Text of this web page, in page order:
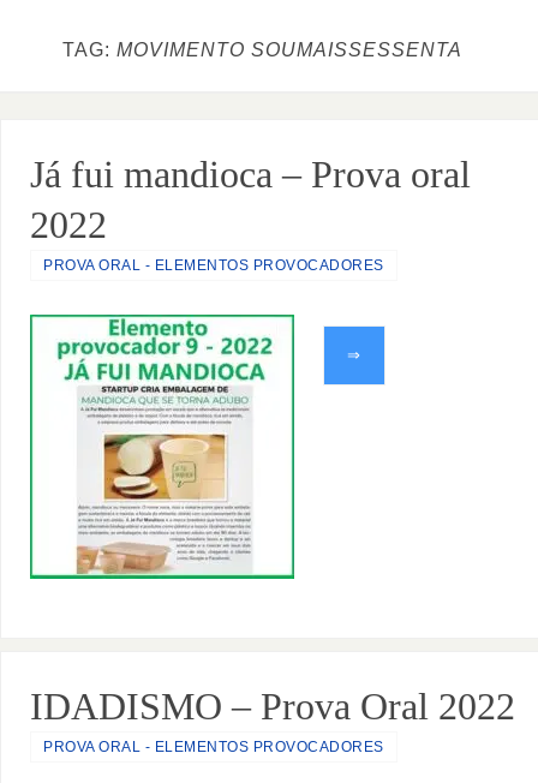
TAG: MOVIMENTO SOUMAISSESSENTA
Já fui mandioca – Prova oral
2022
PROVA ORAL - ELEMENTOS PROVOCADORES
⇒
IDADISMO – Prova Oral 2022
PROVA ORAL - ELEMENTOS PROVOCADORES